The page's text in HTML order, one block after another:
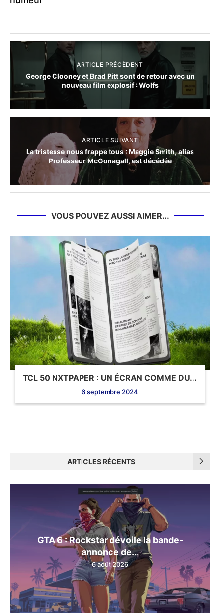
ARTICLE PRÉCÈDENT
George Clooney et Brad Pitt sont de retour avec un
nouveau film explosif : Wolfs
ARTICLE SUIVANT
La tristesse nous frappe tous : Maggie Smith, alias
Professeur McGonagall, est décédée
VOUS POUVEZ AUSSI AIMER...
TCL 50 NXTPAPER : UN ÉCRAN COMME DU...
6 septembre 2024
ARTICLES RÉCENTS
GTA 6 : Rockstar dévoile la bande-
annonce de...
6 août 2026